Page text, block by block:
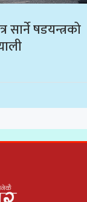
सार्ने षडयन्त्रको